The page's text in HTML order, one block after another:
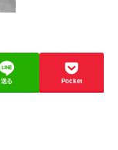
送る Pocket